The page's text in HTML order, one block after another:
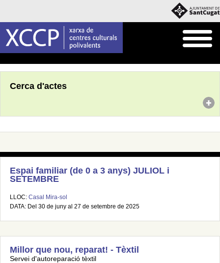
Cerca d'actes
Espai familiar (de 0 a 3 anys) JULIOL i
SETEMBRE
LLOC: Casal Mira-sol
DATA: Del 30 de juny al 27 de setembre de 2025
Millor que nou, reparat! - Tèxtil
Servei d'autoreparació tèxtil